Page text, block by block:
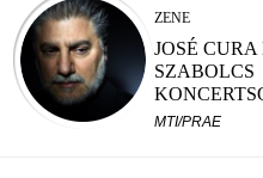
ZENE
JOSÉ
SZABOLCS
MTI/PRAE